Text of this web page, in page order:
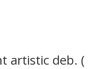
artistic deb. (